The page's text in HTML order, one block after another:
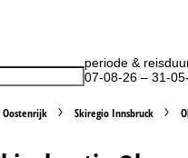
periode &
07-08-26 – 31-
Oostenrijk Skiregio Innsbruck